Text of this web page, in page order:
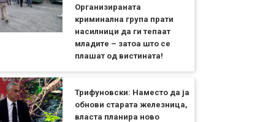
Организираната
криминална група прати
насилници да ги тепаат
младите – затоа што се
плашат од вистината!
Трифуновски: Наместо да ја
обнови старата железница,
власта планира ново